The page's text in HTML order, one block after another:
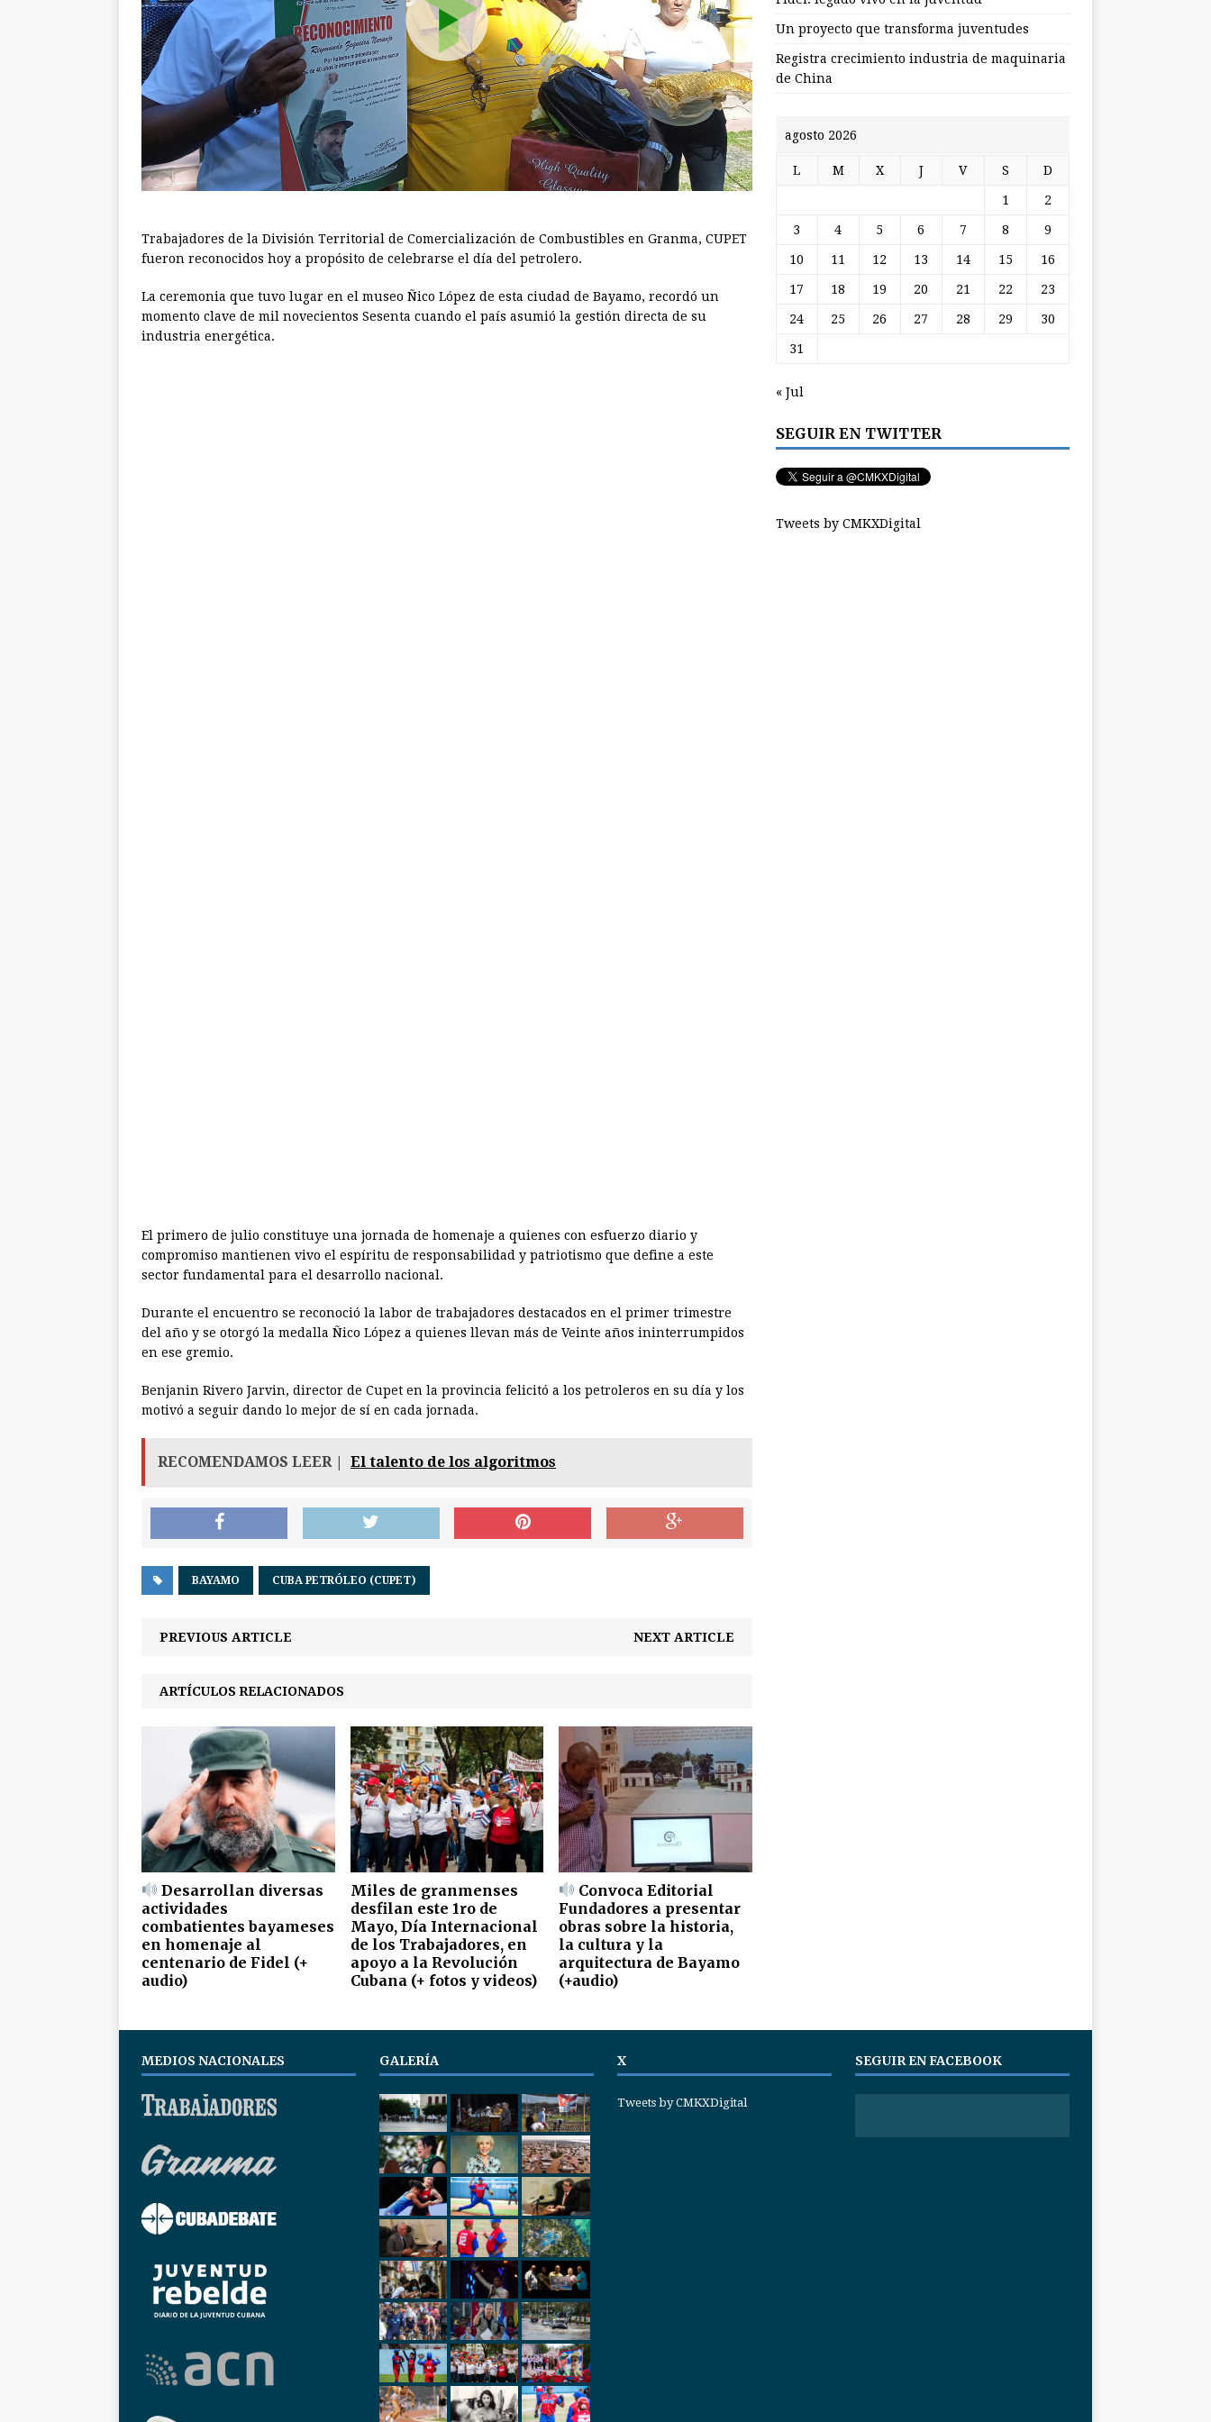
Trabajadores de la División Territorial de Comercialización de Combustibles en Granma, CUPET
fueron reconocidos hoy a propósito de celebrarse el día del petrolero.
La ceremonia que tuvo lugar en el museo Ñico López de esta ciudad de Bayamo, recordó un
momento clave de mil novecientos Sesenta cuando el país asumió la gestión directa de su
industria energética.
El primero de julio constituye una jornada de homenaje a quienes con esfuerzo diario y
compromiso mantienen vivo el espíritu de responsabilidad y patriotismo que define a este
sector fundamental para el desarrollo nacional.
Durante el encuentro se reconoció la labor de trabajadores destacados en el primer trimestre
del año y se otorgó la medalla Ñico López a quienes llevan más de Veinte años ininterrumpidos
en ese gremio.
Benjanin Rivero Jarvin, director de Cupet en la provincia felicitó a los petroleros en su día y los
motivó a seguir dando lo mejor de sí en cada jornada.
RECOMENDAMOS LEER | El talento de los algoritmos
BAYAMO CUBA PETRÓLEO (CUPET)
PREVIOUS ARTICLE NEXT ARTICLE
ARTÍCULOS RELACIONADOS
Desarrollan diversas
actividades
combatientes bayameses
en homenaje al
centenario de Fidel (+
audio)
Miles de granmenses
desfilan este 1ro de
Mayo, Día Internacional
de los Trabajadores, en
apoyo a la Revolución
Cubana (+ fotos y videos)
Convoca Editorial
Fundadores a presentar
obras sobre la historia,
la cultura y la
arquitectura de Bayamo
(+audio)
Un proyecto que transforma juventudes
Registra crecimiento industria de maquinaria
de China
agosto 2026
L M X J V S D
1 2
3 4 5 6 7 8 9
10 11 12 13 14 15 16
17 18 19 20 21 22 23
24 25 26 27 28 29 30
31
« Jul
SEGUIR EN TWITTER
Tweets by CMKXDigital
MEDIOS NACIONALES GALERÍA X
Tweets by CMKXDigital
SEGUIR EN FACEBOOK